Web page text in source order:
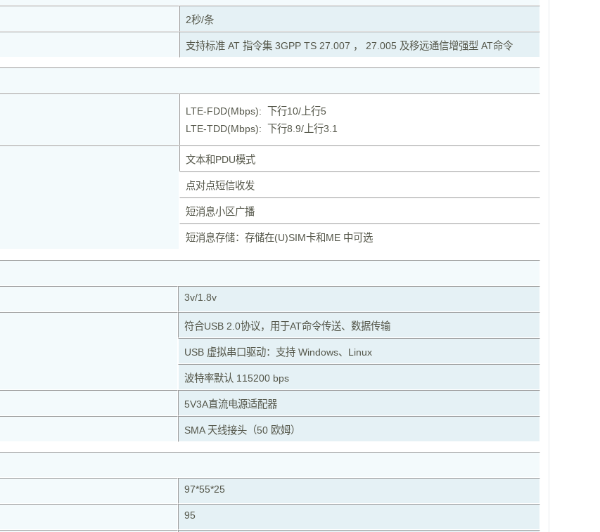
2秒/条
支持标准 AT 指令集 3GPP TS 27.007 ， 27.005 及移远通信增强型 AT命令
LTE-FDD(Mbps): 下行10/上行5
LTE-TDD(Mbps): 下行8.9/上行3.1
文本和PDU模式
点对点短信收发
短消息小区广播
短消息存储：存储在(U)SIM卡和ME 中可选
3v/1.8v
符合USB 2.0协议，用于AT命令传送、数据传输
USB 虚拟串口驱动：支持 Windows、Linux
波特率默认 115200 bps
5V3A直流电源适配器
SMA 天线接头（50 欧姆）
97*55*25
95